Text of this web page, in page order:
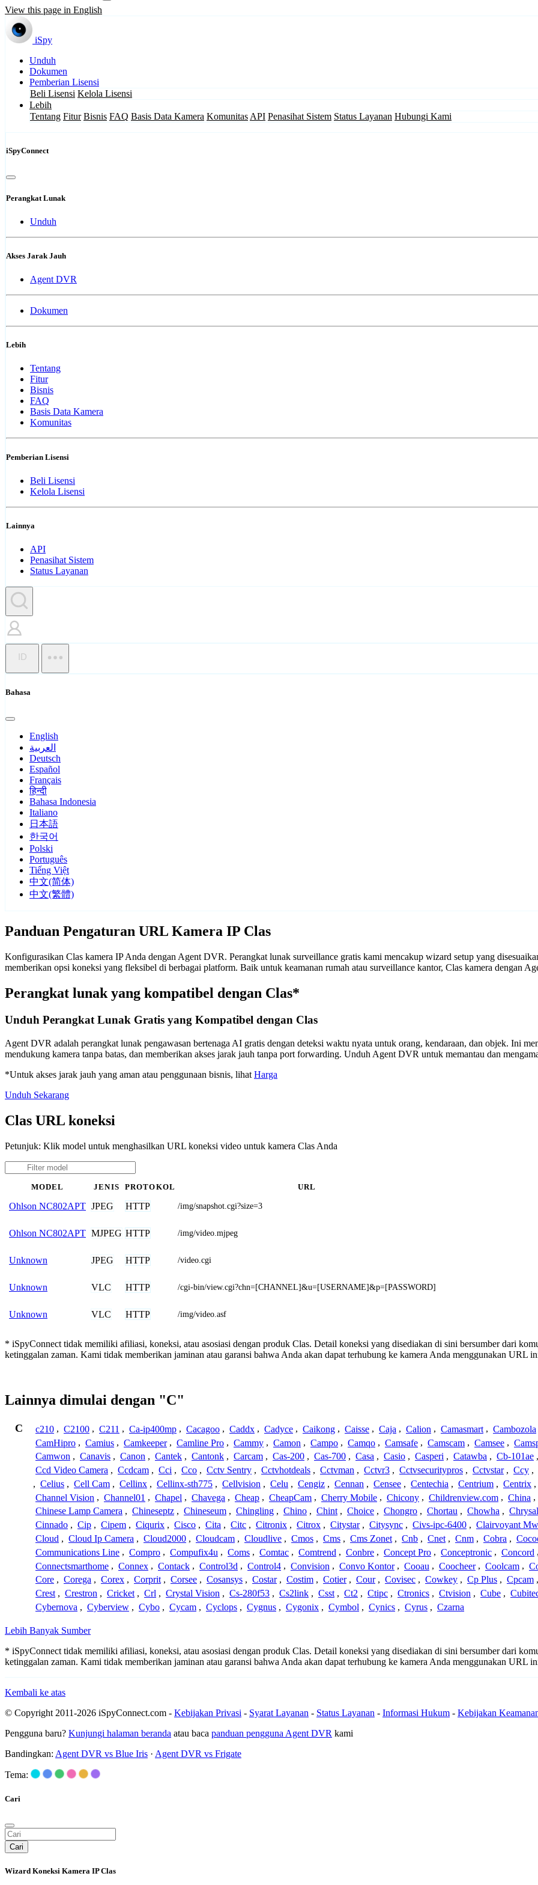
View this page in English
iSpy
Unduh
Dokumen
Pemberian Lisensi
Beli Lisensi Kelola Lisensi
Lebih
Tentang Fitur Bisnis FAQ Basis Data Kamera Komunitas API Penasihat Sistem Status Layanan Hubungi Kami
iSpyConnect
Perangkat Lunak
Unduh
Akses Jarak Jauh
Agent DVR
Dokumen
Lebih
Tentang
Fitur
Bisnis
FAQ
Basis Data Kamera
Komunitas
Pemberian Lisensi
Beli Lisensi
Kelola Lisensi
Lainnya
API
Penasihat Sistem
Status Layanan
ID
Bahasa
English
العربية
Deutsch
Español
Français
हिन्दी
Bahasa Indonesia
Italiano
日本語
한국어
Polski
Português
Tiếng Việt
中文(简体)
中文(繁體)
Panduan Pengaturan URL Kamera IP Clas
Konfigurasikan Clas kamera IP Anda dengan Agent DVR. Perangkat lunak surveillance gratis kami mencakup wizard setup yang
memberikan opsi koneksi yang fleksibel di berbagai platform. Baik untuk keamanan rumah atau surveillance kantor, Clas kamera dengan
Perangkat lunak yang kompatibel dengan Clas*
Unduh Perangkat Lunak Gratis yang Kompatibel dengan Clas
Agent DVR adalah perangkat lunak pengawasan bertenaga AI gratis dengan deteksi waktu nyata untuk orang, kendaraan, dan objek. Ini
mendukung kamera tanpa batas, dan memberikan akses jarak jauh tanpa port forwarding. Unduh Agent DVR untuk memantau dan
*Untuk akses jarak jauh yang aman atau penggunaan bisnis, lihat Harga
Unduh Sekarang
Clas URL koneksi
Petunjuk: Klik model untuk menghasilkan URL koneksi video untuk kamera Clas Anda
MODEL JENIS PROTOKOL URL
Ohlson NC802APT JPEG HTTP /img/snapshot.cgi?size=3
Ohlson NC802APT MJPEG HTTP /img/video.mjpeg
Unknown JPEG HTTP /video.cgi
Unknown VLC HTTP /cgi-bin/view.cgi?chn=[CHANNEL]&u=[USERNAME]&p=[PASSWORD]
Unknown VLC HTTP /img/video.asf
* iSpyConnect tidak memiliki afiliasi, koneksi, atau asosiasi dengan produk Clas. Detail koneksi yang disediakan di sini bersumber dari
ketinggalan zaman. Kami tidak memberikan jaminan atau garansi bahwa Anda akan dapat terhubung ke kamera Anda menggunakan URL
Lainnya dimulai dengan "C"
C c210 , C2100 , C211 , Ca-ip400mp , Cacagoo , Caddx , Cadyce , Caikong , Caisse , Caja , Calion , Camasmart , Cambozola
CamHipro , Camius , Camkeeper , Camline Pro , Cammy , Camon , Campo , Camqo , Camsafe , Camscam , Camsee ,
Camwon , Canavis , Canon , Cantek , Cantonk , Carcam , Cas-200 , Cas-700 , Casa , Casio , Casperi , Catawba , Cb-101ae ,
Ccd Video Camera , Ccdcam , Cci , Cco , Cctv Sentry , Cctvhotdeals , Cctvman , Cctvr3 , Cctvsecuritypros , Cctvstar , Ccy ,
, Celius , Cell Cam , Cellinx , Cellinx-sth775 , Cellvision , Celu , Cengiz , Cennan , Censee , Centechia , Centrium , Centrix ,
Channel Vision , Channel01 , Chapel , Chavega , Cheap , CheapCam , Cherry Mobile , Chicony , Childrenview.com , China ,
Chinese Lamp Camera , Chineseptz , Chineseum , Chingling , Chino , Chint , Choice , Chongro , Chortau , Chowha ,
Cinnado , Cip , Cipem , Ciqurix , Cisco , Cita , Citc , Citronix , Citrox , Citystar , Citysync , Civs-ipc-6400 , Clairvoyant
Cloud , Cloud Ip Camera , Cloud2000 , Cloudcam , Cloudlive , Cmos , Cms , Cms Zonet , Cnb , Cnet , Cnm , Cobra ,
Communications Line , Compro , Compufix4u , Coms , Comtac , Comtrend , Conbre , Concept Pro , Conceptronic , Concord ,
Connectsmarthome , Connex , Contack , Control3d , Control4 , Convision , Convo Kontor , Cooau , Coocheer , Coolcam ,
Core , Corega , Corex , Corprit , Corsee , Cosansys , Costar , Costim , Cotier , Cour , Covisec , Cowkey , Cp Plus , Cpcam ,
Crest , Crestron , Cricket , Crl , Crystal Vision , Cs-280f53 , Cs2link , Csst , Ct2 , Ctipc , Ctronics , Ctvision , Cube ,
Cybernova , Cyberview , Cybo , Cycam , Cyclops , Cygnus , Cygonix , Cymbol , Cynics , Cyrus , Czarna
Lebih Banyak Sumber
* iSpyConnect tidak memiliki afiliasi, koneksi, atau asosiasi dengan produk Clas. Detail koneksi yang disediakan di sini bersumber dari
ketinggalan zaman. Kami tidak memberikan jaminan atau garansi bahwa Anda akan dapat terhubung ke kamera Anda menggunakan URL
Kembali ke atas
© Copyright 2011-2026 iSpyConnect.com - Kebijakan Privasi - Syarat Layanan - Status Layanan - Informasi Hukum - Kebijakan
Pengguna baru? Kunjungi halaman beranda atau baca panduan pengguna Agent DVR kami
Bandingkan: Agent DVR vs Blue Iris · Agent DVR vs Frigate
Tema:
Cari
Cari
Wizard Koneksi Kamera IP Clas